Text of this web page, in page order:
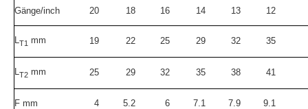
Gänge/inch 20 18 16 14 13 12
L T1 mm 19 22 25 29 32 35
L T2 mm 25 29 32 35 38 41
F mm 4 5.2 6 7.1 7.9 9.1